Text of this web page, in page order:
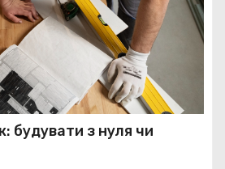
будувати з нуля чи